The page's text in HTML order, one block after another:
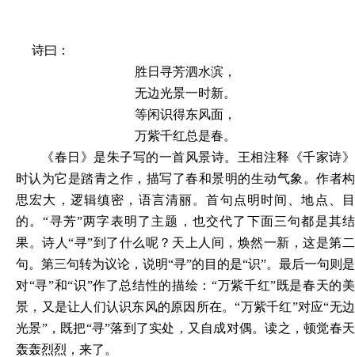
诗曰：
胜日寻芳泗水滨，
无边光景一时新。
等闲识得东风面，
万紫千红总是春。
《春日》是朱子写的一首风景诗。王相注释《千家诗》
时认为它 是踏青之作，描写了春和景明的生动气象。作者构
思宏大，逻辑缜密，语言清丽。首句点明时间、地点、目
的。“寻芳”两字表明了主题，也交代了下面三句都是其结
果。诗人“寻”到了什么呢？天上人间，焕然一新，这是第二
句。第三句转为议论 ，说明“寻”的目的是“识”。最后一句则是
对“寻”和“识”作了总结性的描绘 ： “万紫千红”既是春天的美
景，又是让人们认识东风的原因所在。“万紫千红”对应“无边
光景”，既把“寻”落到了实处，又自成对偶。读之，顿觉春天
轰轰烈烈，来了。